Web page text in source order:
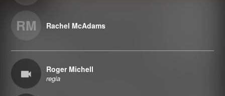
RM Rachel McAdams
Roger Michell
regia